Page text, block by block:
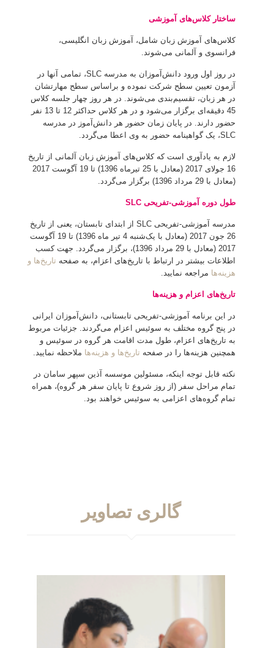
ساختار کلاس‌های آموزشی
کلاس‌های آموزش زبان شامل، آموزش زبان انگلیسی،
فرانسوی و آلمانی می‌شوند.
در روز اول ورود دانش‌آموزان به مدرسه SLC، تمامی آنها در
آزمون تعیین سطح شرکت نموده و براساس سطح مهارتشان
در هر زبان، تقسیم‌بندی می‌شوند. در هر روز چهار جلسه کلاس
45 دقیقه‌ای برگزار می‌شود و در هر کلاس حداکثر 12 تا 13 نفر
حضور دارند. در پایان زمان حضور هر دانش‌آموز در مدرسه
SLC، یک گواهینامه حضور به وی اعطا می‌گردد.
لازم به یادآوری است که کلاس‌های آموزش زبان آلمانی از تاریخ
16 جولای 2017 (معادل با 25 تیرماه 1396) تا 19 آگوست 2017
(معادل با 29 مرداد 1396) برگزار می‌گردد.
طول دوره آموزشی-تفریحی SLC
مدرسه آموزشی-تفریحی SLC از ابتدای تابستان، یعنی از تاریخ
26 جون 2017 (معادل با یک‌شنبه 4 تیر ماه 1396) تا 19 آگوست
2017 (معادل با 29 مرداد 1396)، برگزار می‌گردد. جهت کسب
اطلاعات بیشتر در ارتباط با تاریخ‌های اعزام، به صفحه تاریخ‌ها و
هزینه‌ها مراجعه نمایید.
تاریخ‌های اعزام و هزینه‌ها
در این برنامه آموزشی-تفریحی تابستانی، دانش‌آموزان ایرانی
در پنج گروه مختلف به سوئیس اعزام می‌گردند. جزئیات مربوط
به تاریخ‌های اعزام، طول مدت اقامت هر گروه در سوئیس و
همچنین هزینه‌ها را در صفحه تاریخ‌ها و هزینه‌ها ملاحظه نمایید.
نکته قابل توجه اینکه، مسئولین موسسه آذین سپهر سامان در
تمام مراحل سفر (از روز شروع تا پایان سفر هر گروه)، همراه
تمام گروه‌های اعزامی به سوئیس خواهند بود.
گالری تصاویر